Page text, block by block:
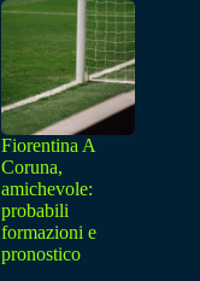
Fiorentina A
Coruna,
amichevole:
probabili
formazioni e
pronostico